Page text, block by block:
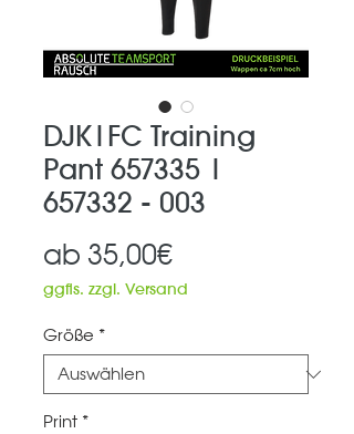
DJK|FC Training
Pant 657335 |
657332 - 003
ab 35,00€Sale-
Preis
ggfls. zzgl. Versand
Größe *
Print *